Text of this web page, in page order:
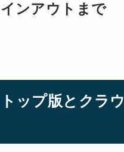
ンアウトまで
ップ版とクラウ